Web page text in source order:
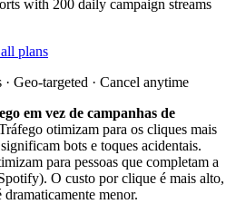
with 200 daily campaign streams
plans
Geo-targeted · Cancel anytime
em vez de campanhas de
otimizam para os cliques mais
bots e toques acidentais.
para pessoas que completam a
O custo por clique é mais alto,
menor.